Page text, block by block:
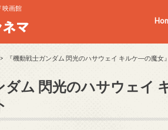
映画館
『機動戦士ガンダム 閃光のハサウェイ キルケ―の魔女
ダム 閃光のハサウェイ